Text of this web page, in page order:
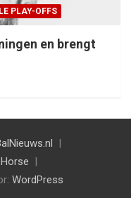
PLAY-OFFS
en brengt
WordPress